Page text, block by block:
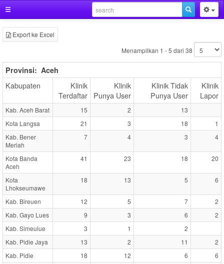
Export ke Excel
Menampilkan 1 - 5 dari 38
Provinsi: Aceh
Kabupaten
Klinik
Terdaftar
Klinik
Punya User
Klinik Tidak
Punya User
Klinik
Lapor
Kab. Aceh Barat 15 2
13
Kota Langsa
21 3 18
1
Kab. Bener
Meriah
7 4 3 4
Kota Banda
Aceh
41 23 18 20
Kota
Lhokseumawe
18 13 5 6
Kab. Bireuen 12 5 7
2
Kab. Gayo Lues
9 3 6
2
Kab. Simeulue
3 1
2
Kab. Pidie Jaya
13 2 11
2
Kab. Pidie
18 12 6
6